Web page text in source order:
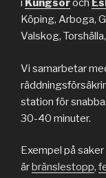
i Kungsöroch
Köping, Arboga,
Valskog,
Vi samarbetar
station för
30-40 minuter.
Exempel på
ärbränslestopp,